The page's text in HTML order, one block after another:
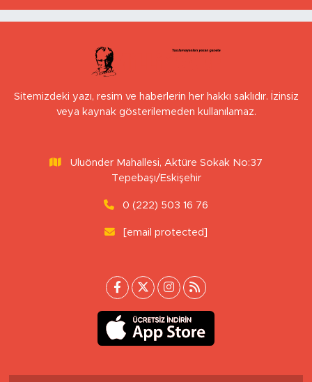
Sitemizdeki yazı, resim ve haberlerin her hakkı saklıdır. İzinsiz
veya kaynak gösterilemeden kullanılamaz.
Uluönder Mahallesi, Aktüre Sokak No:37
Tepebaşı/Eskişehir
0 (222) 503 16 76
[email protected]